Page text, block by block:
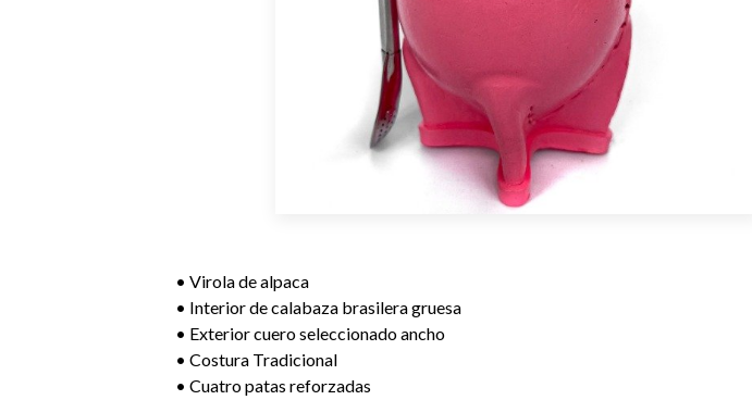
• Virola de alpaca
• Interior de calabaza brasilera gruesa
• Exterior cuero seleccionado ancho
• Costura Tradicional
• Cuatro patas reforzadas